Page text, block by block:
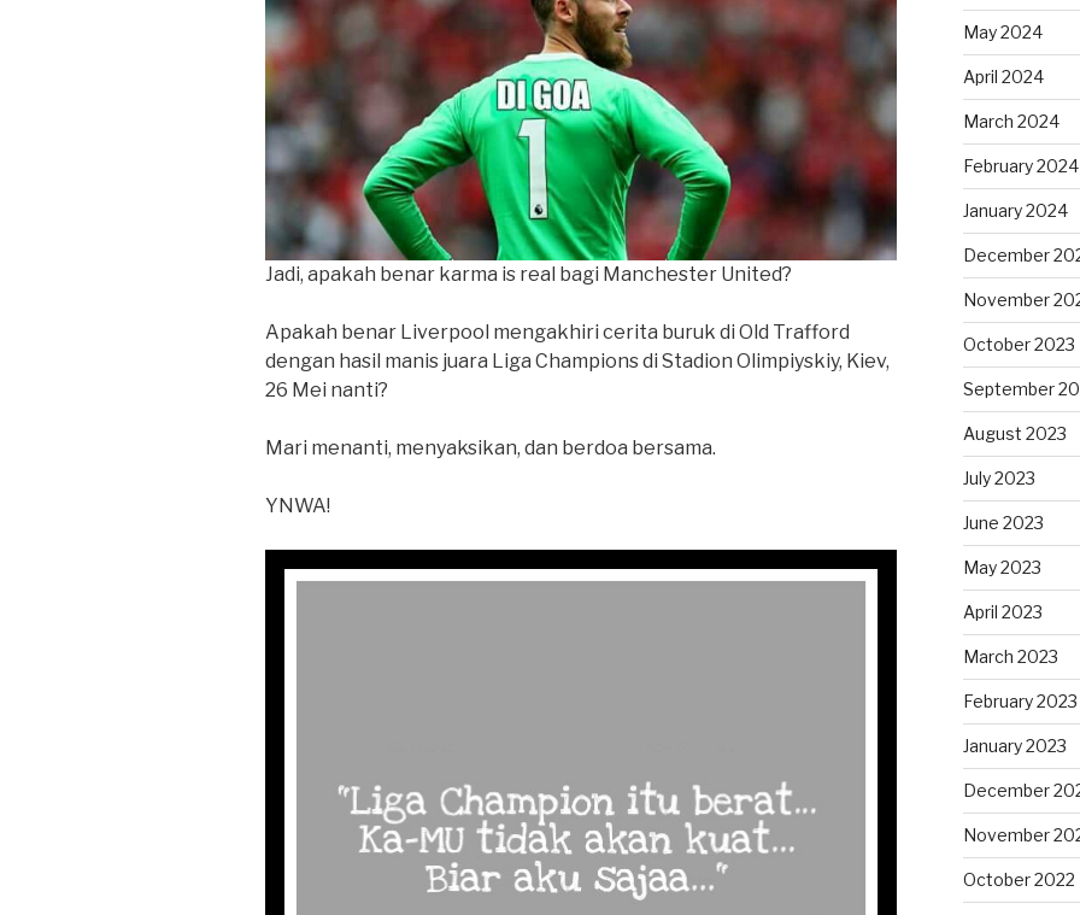
Jadi, apakah benar karma is real bagi Manchester United?
Apakah benar Liverpool mengakhiri cerita buruk di Old Trafford
dengan hasil manis juara Liga Champions di Stadion Olimpiyskiy, Kiev,
26 Mei nanti?
Mari menanti, menyaksikan, dan berdoa bersama.
YNWA!
May 2024
April 2024
March 2024
February 2024
January 2024
December
November
October 2023
September
August 2023
July 2023
June 2023
May 2023
April 2023
March 2023
February 2023
January 2023
December
November
October 2022